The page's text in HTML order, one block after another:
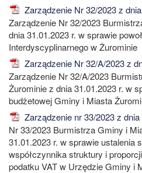
Zarządzenie Nr 32/2023 z
Zarządzenie Nr 32/2023
dnia 31.01.2023 r. w sprawie
Interdyscyplinarnego w Żurominie
Zarządzenie Nr 32/A/2023 z
Zarządzenie Nr 32/A/2023
Żurominie z dnia 31.01.2023 r. w
budżetowej Gminy i Miasta
Zarządzenie nr 33/2023 z
Nr 33/2023 Burmistrza Gminy i
31.01.2023 r. w sprawie ustalenia
współczynnika struktury i
podatku VAT w Urzędzie Gminy i